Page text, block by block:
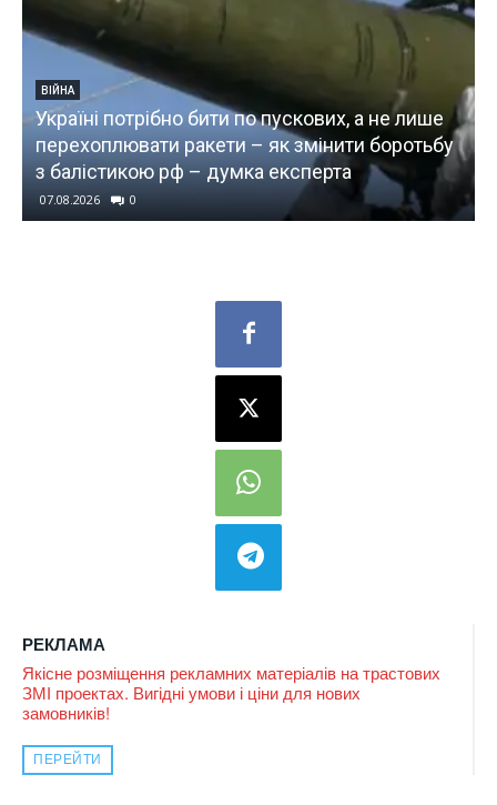
РЕКЛАМА
Якісне розміщення рекламних матеріалів на трастових
ЗМІ проектах. Вигідні умови і ціни для нових
замовників!
ПЕРЕЙТИ
ВІЙНА
Україні потрібно бити по пускових, а не лише
перехоплювати ракети – як змінити боротьбу
з балістикою рф – думка експерта
07.08.2026 0